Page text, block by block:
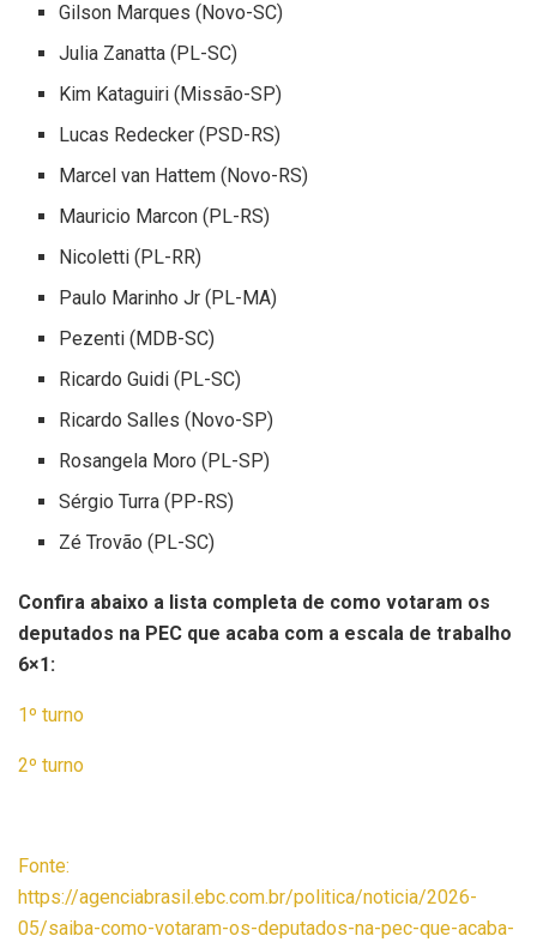
Gilson Marques (Novo-SC)
Julia Zanatta (PL-SC)
Kim Kataguiri (Missão-SP)
Lucas Redecker (PSD-RS)
Marcel van Hattem (Novo-RS)
Mauricio Marcon (PL-RS)
Nicoletti (PL-RR)
Paulo Marinho Jr (PL-MA)
Pezenti (MDB-SC)
Ricardo Guidi (PL-SC)
Ricardo Salles (Novo-SP)
Rosangela Moro (PL-SP)
Sérgio Turra (PP-RS)
Zé Trovão (PL-SC)
Confira abaixo a lista completa de como votaram os
deputados na PEC que acaba com a escala de trabalho
6×1:
1º turno
2º turno
Fonte:
https://agenciabrasil.ebc.com.br/politica/noticia/2026-
05/saiba-como-votaram-os-deputados-na-pec-que-acaba-